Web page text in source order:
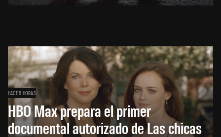
HACE 6 HORAS
HBO Max prepara el primer
documental autorizado de Las chicas